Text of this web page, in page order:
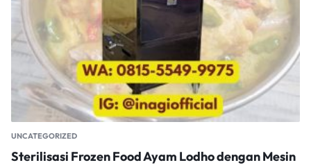
UNCATEGORIZED
Sterilisasi Frozen Food Ayam Lodho dengan Mesin